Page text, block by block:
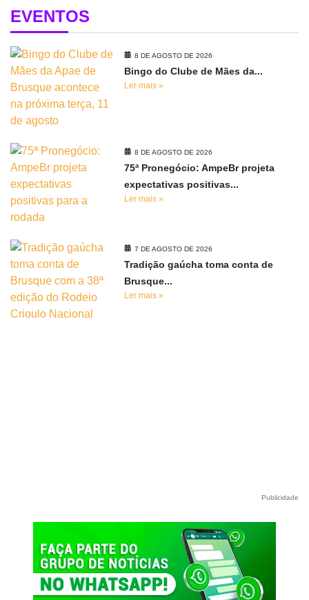
EVENTOS
8 DE AGOSTO DE 2026
Bingo do Clube de Mães da...
Ler mais »
8 DE AGOSTO DE 2026
75ª Pronegócio: AmpeBr projeta
expectativas positivas...
Ler mais »
7 DE AGOSTO DE 2026
Tradição gaúcha toma conta de
Brusque...
Ler mais »
Publicidade